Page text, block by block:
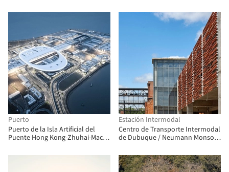
Puerto
Puerto de la Isla Artificial del
Puente Hong Kong-Zhuhai-Macao
Estación Intermodal
Centro de Transporte Intermodal
de Dubuque / Neumann Monson